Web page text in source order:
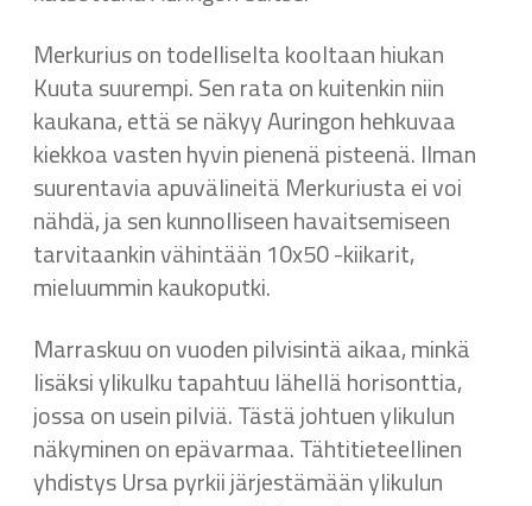
Merkurius on todelliselta kooltaan hiukan
Kuuta suurempi. Sen rata on kuitenkin niin
kaukana, että se näkyy Auringon hehkuvaa
kiekkoa vasten hyvin pienenä pisteenä. Ilman
suurentavia apuvälineitä Merkuriusta ei voi
nähdä, ja sen kunnolliseen havaitsemiseen
tarvitaankin vähintään 10x50 -kiikarit,
mieluummin kaukoputki.
Marraskuu on vuoden pilvisintä aikaa, minkä
lisäksi ylikulku tapahtuu lähellä horisonttia,
jossa on usein pilviä. Tästä johtuen ylikulun
näkyminen on epävarmaa. Tähtitieteellinen
yhdistys Ursa pyrkii järjestämään ylikulun